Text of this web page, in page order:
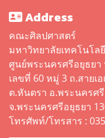
Address
คณะศิลปศาสตร์
มหาวิทยาลัยเทคโนโ
ศูนย์พระนครศรีอยุธยา
เลขที่ 60 หมู่ 3 ถ.สายเ
ต.หันตรา อ.พระนครศ
จ.พระนครศรีอยุธยา
โทรศัพท์/โทรสาร :